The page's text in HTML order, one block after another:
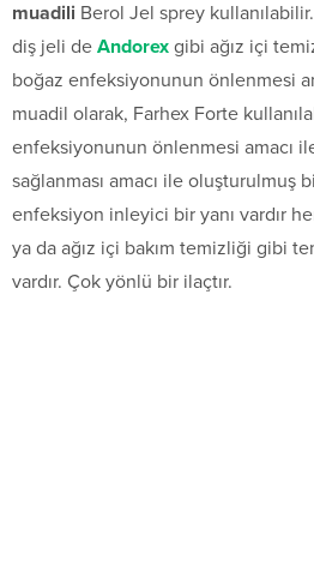
muadili Berol Jel sprey
diş jeli de Andorex gibi ağız içi
boğaz enfeksiyonunun önlenmesi
muadil olarak, Farhex Forte
enfeksiyonunun önlenmesi amacı
sağlanması amacı ile oluşturulmuş
enfeksiyon inleyici bir yanı vardır
ya da ağız içi bakım temizliği gibi
vardır. Çok yönlü bir ilaçtır.